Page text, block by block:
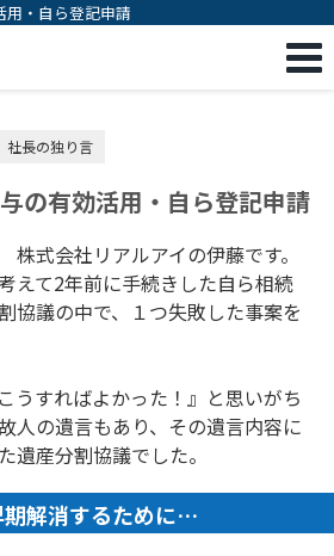
・自ら登記申請
社長の独り言
の有効活用・自ら登記申請
式会社リアルアイの伊藤です。
えて2年前に手続きした自ら相続
協議の中で、１つ失敗した事案を
うすればよかった！』と思いがち
人の遺言もあり、その遺言内容に
遺産分割協議でした。
解消するために…